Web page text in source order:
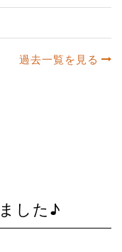
過去一覧を見る
ました♪